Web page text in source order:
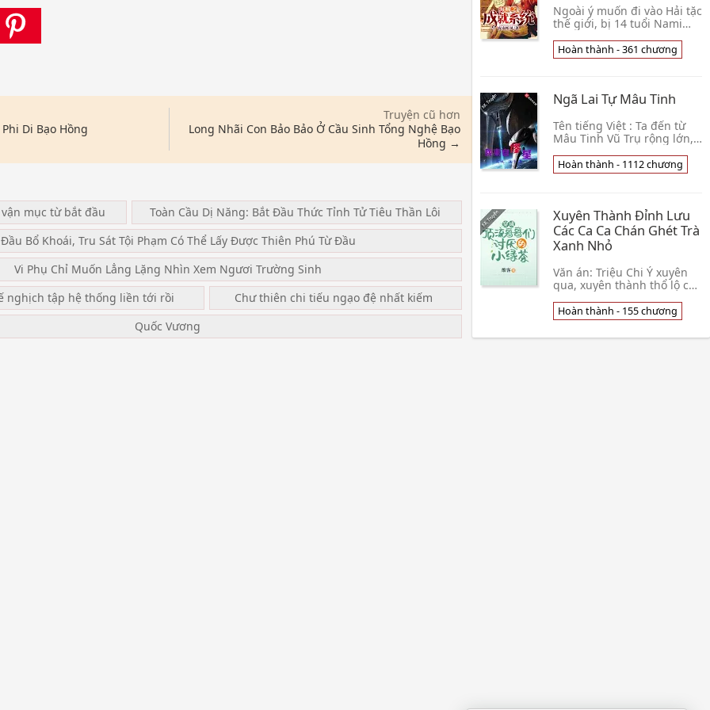
Di Bạo Hồng
Truyện cũ hơn
Long Nhãi Con Bảo Bảo Ở Cầu Sinh Tổng Nghệ Bạo
Hồng →
mục từ bắt đầu
Toàn Cầu Dị Năng: Bắt Đầu Thức Tỉnh Tử Tiêu Thần Lôi
Bổ Khoái, Tru Sát Tội Phạm Có Thể Lấy Được Thiên Phú Từ Đầu
Vi Phụ Chỉ Muốn Lẳng Lặng Nhìn Xem Ngươi Trường Sinh
nghịch tập hệ thống liền tới rồi
Chư thiên chi tiếu ngạo đệ nhất kiếm
Quốc Vương
Ngoài ý muốn đi vào Hải tặc
thế giới, bị 14 tuổi Nami
tựu hệ thống, thức tỉnh
Pháp Thần nghề nghiệp.
Hoàn thành - 361 chương
Ngã Lai Tự Mâu Tinh
Tên tiếng Việt : Ta đến từ
Mâu Tinh Vũ Trụ rộng lớn,
nguyên năng cùng khoa
học kỹ thuật cùng tồn tại,
Hoàn thành - 1112 chương
Xuyên Thành Đỉnh Lưu
Các Ca Ca Chán Ghét Trà
Xanh Nhỏ
Văn án: Triệu Chi Ý xuyên
qua, xuyên thành thổ lộ con
thông đồng tuyển tú đạo sư
chưa thoả mãn, khi dễ bạn
cùng tổ👦 Duy Khách
Hoàn thành - 155 chương